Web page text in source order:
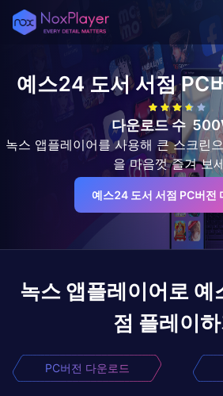
예스24 도서 서점PC
다운로드 수
녹스 앱플레이어를 사용해 큰 스크린
을 마음껏 즐겨 보
예스24 도서 서점 PC버전
녹스 앱플레이어로 예
점 플레이
PC버전 다운로드